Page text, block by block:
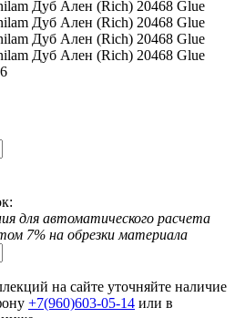
для автоматического расчета
7% на обрезки материала
на сайте уточняйте наличие
+7(960)603-05-14 или в